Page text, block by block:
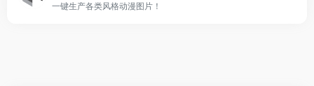
一键生产各类风格动漫图片！